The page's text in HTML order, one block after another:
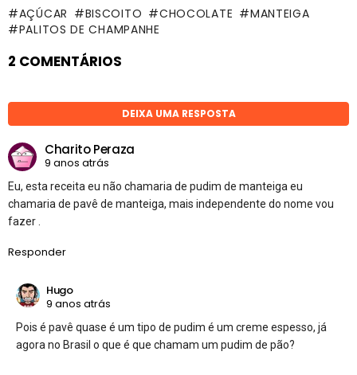
AÇÚCAR BISCOITO CHOCOLATE
MANTEIGA
PALITOS DE CHAMPANHE
2 COMENTÁRIOS
DEIXA UMA RESPOSTA
Charito Peraza
9 anos atrás
Eu, esta receita eu não chamaria de pudim de manteiga eu
chamaria de pavê de manteiga, mais independente do nome vou
fazer .
Responder
Hugo
9 anos atrás
Pois é pavê quase é um tipo de pudim é um creme espesso, já
agora no Brasil o que é que chamam um pudim de pão?